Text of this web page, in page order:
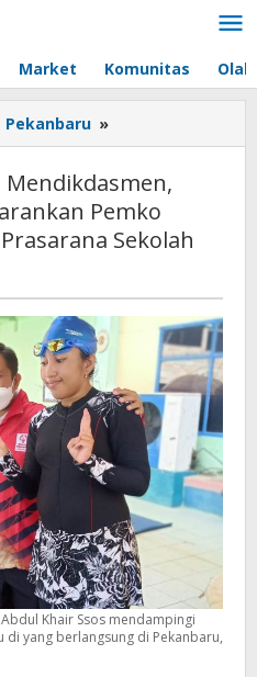
Market Komunitas
Pekanbaru »
Kebijakan
SOIna
Pekanbaru
Sarankan
Sarana
Prasarana
Sekolah
Pemko
Sekolah
Hengki
Seprihadi
Khair Ssos mendampingi
di yang berlangsung di Pekanbaru,